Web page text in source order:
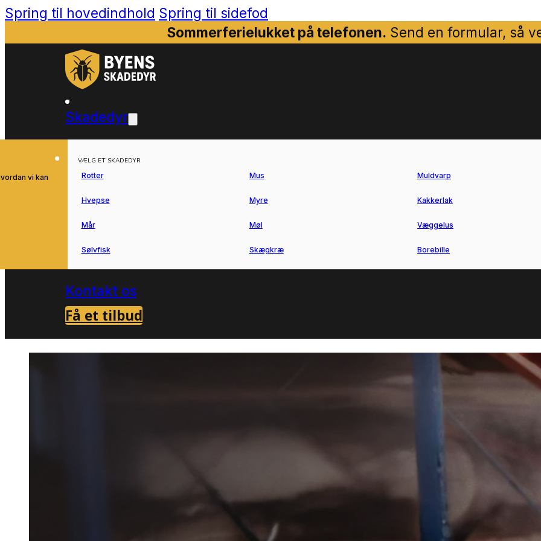
Spring til hovedindhold Spring til sidefod
Sommerferielukket på telefonen. Send en formular, så
Skadedyr
vi kan
VÆLG ET SKADEDYR
Rotter Mus Muldvarp
Hvepse Myre Kakkerlak
Mår Møl Væggelus
Sølvfisk Skægkræ Borebille
Kontakt os
Få et tilbud